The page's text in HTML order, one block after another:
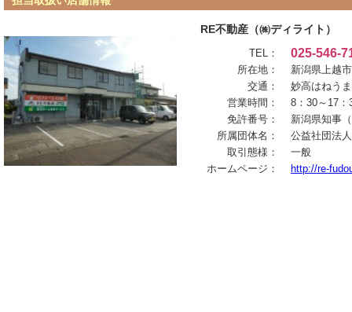
RE不動産（㈱ディライト）
TEL： 025-546-
所在地：
新潟県上越
交通：
妙高はねう
営業時間：
8：30～17
免許番号：
新潟県知事
所属団体名：
公益社団法
取引態様：
一般
ホームページ：
http://re-